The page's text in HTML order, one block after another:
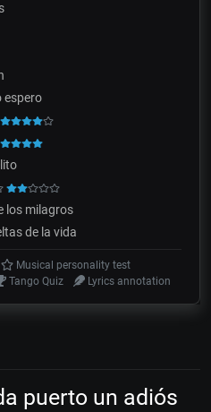
espero
los milagros
de la vida
Musical personality test
Tango Quiz Lyrics annotation
puerto un adiós